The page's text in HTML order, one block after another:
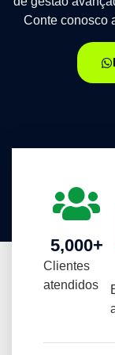
Conte conosco
Clientes
atendidos
5,000+